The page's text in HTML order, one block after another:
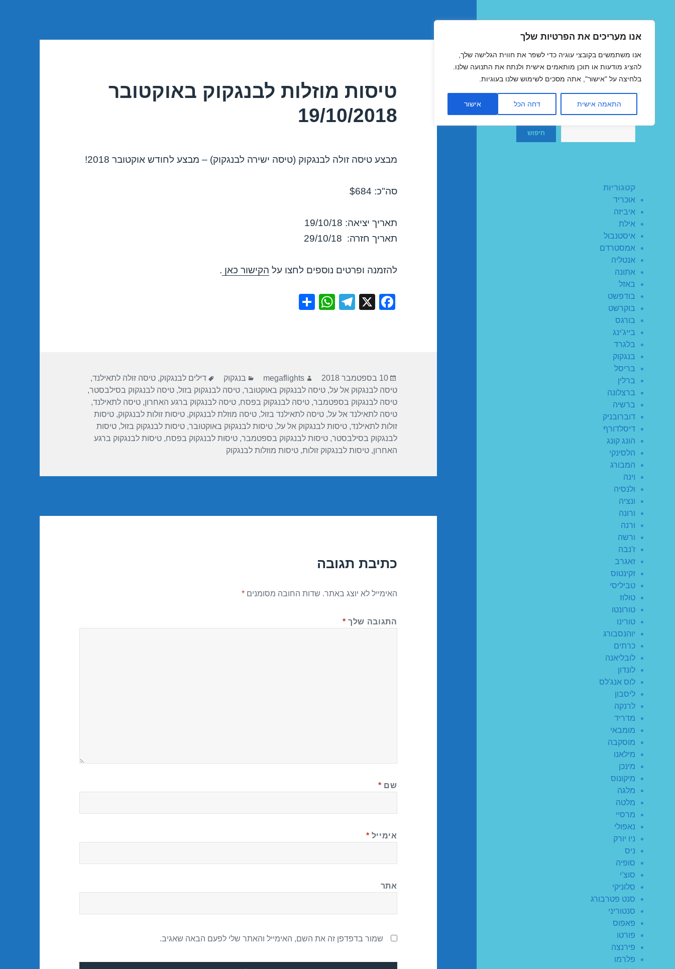
אנו מעריכים את הפרטיות שלך
אנו משתמשים בקובצי עוגיה כדי לשפר את חווית הגלישה שלך,
להציג מודעות או תוכן מותאמים אישית ולנתח את התנועה שלנו.
בלחיצה על "אישור", אתה מסכים לשימוש שלנו בעוגיות.
התאמה אישית דחה הכל אישור
MegaFlights טיסות מוזלות
חיפוש
חיפוש
קטגוריות
אוכריד
איביזה
אילת
איסטנבול
אמסטרדם
אנטליה
אתונה
באזל
בודפשט
בוקרשט
בורגס
בייג'ינג
בלגרד
בנגקוק
בריסל
ברלין
ברצלונה
ברשיה
דוברובניק
דיסלדורף
הונג קונג
הלסינקי
המבורג
וינה
ולנסיה
ונציה
ורונה
ורנה
ורשה
ז'נבה
זאגרב
זקינטוס
טביליסי
טולוז
טורונטו
טורינו
יוהנסבורג
כרתים
לובליאנה
לונדון
לוס אנג'לס
ליסבון
לרנקה
מדריד
מומבאי
מוסקבה
מילאנו
מינכן
מיקונוס
מלגה
מלטה
מרסיי
נאפולי
ניו יורק
ניס
סופיה
סוצ'י
סלוניקי
סנט פטרבורג
סנטוריני
פאפוס
פורטו
פירנצה
פלרמו
טיסות מוזלות לבנגקוק באוקטובר
19/10/2018
מבצע טיסה זולה לבנגקוק (טיסה ישירה לבנגקוק) – מבצע לחודש אוקטובר 2018!
סה"כ: $684
תאריך יציאה: 19/10/18
תאריך חזרה: 29/10/18
להזמנה ופרטים נוספים לחצו על הקישור כאן .
F
o
o
k
X
T
m
W
p
p
פורסם
בתאריך
10 בספטמבר 2018 מחבר
megaflights קטגוריות
בנגקוק תגיות
דילים לבנגקוק,טיסה זולה לתאילנד,
טיסה לבנגקוק אל על,טיסה לבנגקוק באוקטובר,טיסה לבנגקוק בזול,טיסה לבנגקוק בסילבסטר,
טיסה לבנגקוק בספטמבר,טיסה לבנגקוק בפסח,טיסה לבנגקוק ברגע האחרון,טיסה לתאילנד,
טיסה לתאילנד אל על,טיסה לתאילנד בזול,טיסה מוזלת לבנגקוק,טיסות זולות לבנגקוק,טיסות
זולות לתאילנד,טיסות לבנגקוק אל על,טיסות לבנגקוק באוקטובר,טיסות לבנגקוק בזול,טיסות
לבנגקוק בסילבסטר,טיסות לבנגקוק בספטמבר,טיסות לבנגקוק בפסח,טיסות לבנגקוק ברגע
האחרון,טיסות לבנגקוק זולות,טיסות מוזלות לבנגקוק
כתיבת תגובה
האימייל לא יוצג באתר. שדות החובה מסומנים*
התגובה שלך *
שם *
אימייל *
אתר
שמור בדפדפן זה את השם, האימייל והאתר שלי לפעם הבאה שאגיב.